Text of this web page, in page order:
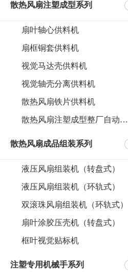
散热风扇注塑成型系列
扇叶轴心供料机
扇框铜套供料机
视觉马达壳供料机
视觉轴壳分离供料机
散热风扇铁片供料机
散热风扇注塑成型整厂自动化案例
散热风扇成品组装系列
液压风扇组装机（转盘式）
液压风扇组装机（环轨式）
双滚珠风扇组装机（环轨式）
扇叶涂胶压壳机（转盘式）
框叶视觉贴标机
注塑专用机械手系列